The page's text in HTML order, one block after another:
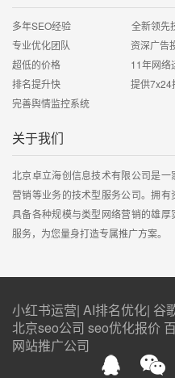
多年SEO经验 全新领先
专业优化团队 资深广告投
超低的价格 11年网络运
排名提升快 提供7x24技
完善舆情监控系统
关于我们
北京卓立海创信息技术有限公司是
营销等业务的技术型服务公司。拥有
具备各种规模与类型网络营销的雄
服务，为您量身打造专属推广方案。
小红书运营| AI排名优化| 谷
北京seo公司 seo优化报价
网站推广公司